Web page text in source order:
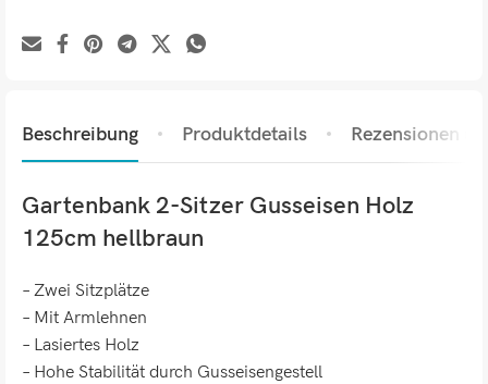
Beschreibung Produktdetails Rezensionen (0)
Gartenbank 2-Sitzer Gusseisen Holz
125cm hellbraun
– Zwei Sitzplätze
– Mit Armlehnen
– Lasiertes Holz
– Hohe Stabilität durch Gusseisengestell